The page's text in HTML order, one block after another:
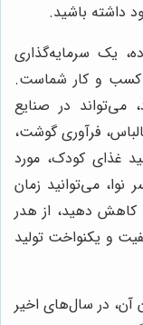
داشته باشید.
یک سرمایه‌گذاری
کسب و کار شماست.
می‌تواند در صنایع
فرآوری گوشت،
غذای کودک، مورد
نوا، می‌توانید زمان
کاهش دهید، از هدر
و یکنواخت تولید
آن، در سال‌های اخیر